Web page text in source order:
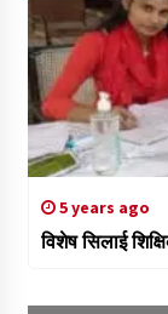
5 years ago
विशेष सिलाई